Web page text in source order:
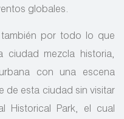
globales.
por todo lo que
ciudad mezcla historia,
con una escena
de esta ciudad sin visitar
Historical Park, el cual